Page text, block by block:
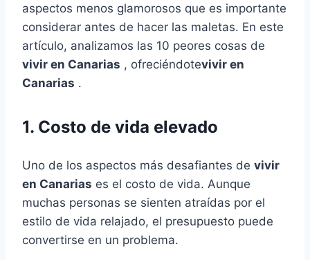
aspectos menos glamorosos que es importante
considerar antes de hacer las maletas. En este
artículo, analizamos las 10 peores cosas de
vivir en Canarias , ofreciéndotevivir en
Canarias .
1. Costo de vida elevado
Uno de los aspectos más desafiantes de vivir
en Canarias es el costo de vida. Aunque
muchas personas se sienten atraídas por el
estilo de vida relajado, el presupuesto puede
convertirse en un problema.